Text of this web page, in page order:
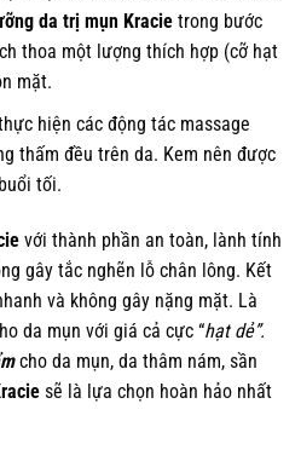
da trị mụn Kracietrong bước
thoa một lượng thích hợp (cỡ hạt
mặt.
hiện các động tác massage
thấm đều trên da. Kem nên được
tối.
với thành phần an toàn, lành tính
gây tắc nghẽn lỗ chân lông. Kết
và không gây nặng mặt. Là
da mụn với giá cả cực “hạt dẻ”.
cho da mụn, da thâm nám, sần
sẽ là lựa chọn hoàn hảo nhất